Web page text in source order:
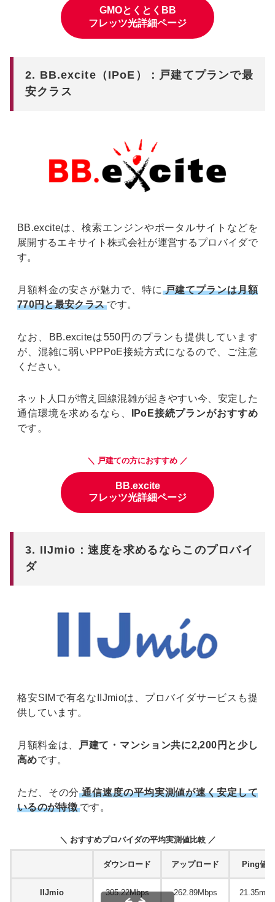
GMOとくとくBB
フレッツ光詳細ページ
2. BB.excite（IPoE）：戸建てプランで最
安クラス
BB.exciteは、検索エンジンやポータルサイトなどを
展開するエキサイト株式会社が運営するプロバイダで
す。
月額料金の安さが魅力で、特に 戸建てプランは月額
770円と最安クラス です。
なお、BB.exciteは550円のプランも提供しています
が、混雑に弱いPPPoE接続方式になるので、ご注意
ください。
ネット人口が増え回線混雑が起きやすい今、安定した
通信環境を求めるなら、
IPoE接続プランがおすすめ
です。
＼ 戸建ての方におすすめ ／
BB.excite
フレッツ光詳細ページ
3. IIJmio：速度を求めるならこのプロバイ
ダ
格安SIMで有名なIIJmioは、プロバイダサービスも提
供しています。
月額料金は、
戸建て・マンション共に2,200円と少し
高めです。
ただ、その分 通信速度の平均実測値が速く安定して
いるのが特徴 です。
＼ おすすめプロバイダの平均実測値比較 ／
ダウンロード アップロード Ping値
IIJmio 305.22Mbps 262.89Mbps 21.35ms